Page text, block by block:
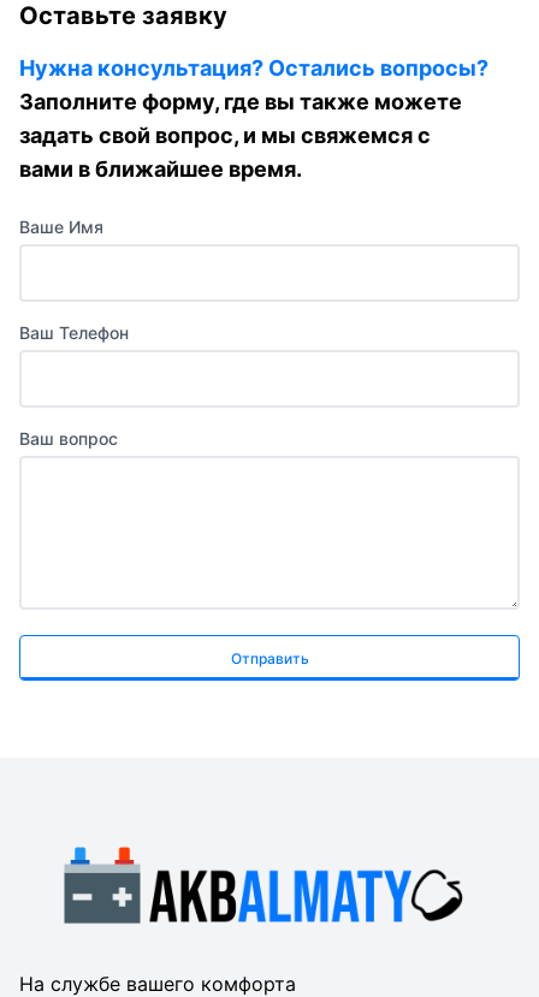
Оставьте заявку
Нужна консультация? Остались вопросы?
Заполните форму, где вы также можете
задать свой вопрос, и мы свяжемся с
вами в ближайшее время.
Ваше Имя
Ваш Телефон
Ваш вопрос
Отправить
На службе вашего комфорта